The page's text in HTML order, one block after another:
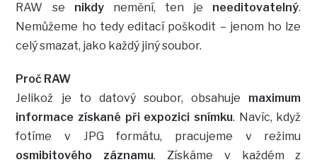
RAW se nikdynemění, ten je needitovatelný.
Nemůžeme ho tedy editací poškodit – jenom ho lze
celý smazat, jako každý jiný soubor.
Proč RAW
Jelikož je to datový soubor, obsahuje maximum
informace získané při expozici snímku. Navíc, když
fotíme v JPG formátu, pracujeme v režimu
osmibitového záznamu. Získáme v každém z